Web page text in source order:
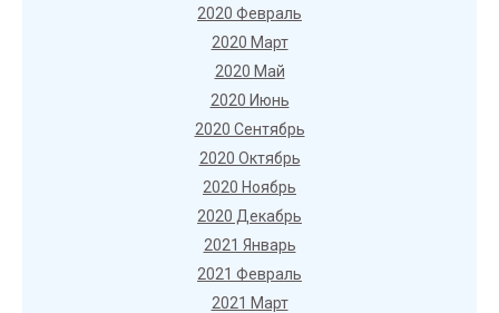
2020 Февраль
2020 Март
2020 Май
2020 Июнь
2020 Сентябрь
2020 Октябрь
2020 Ноябрь
2020 Декабрь
2021 Январь
2021 Февраль
2021 Март